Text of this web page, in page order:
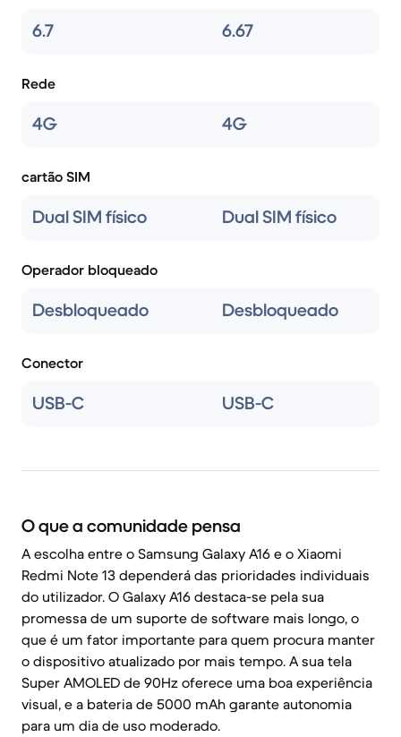
6.7 6.67
Rede
4G 4G
cartão SIM
Dual SIM físico Dual SIM físico
Operador bloqueado
Desbloqueado Desbloqueado
Conector
USB-C USB-C
O que a comunidade pensa
A escolha entre o Samsung Galaxy A16 e o Xiaomi
Redmi Note 13 dependerá das prioridades individuais
do utilizador. O Galaxy A16 destaca-se pela sua
promessa de um suporte de software mais longo, o
que é um fator importante para quem procura manter
o dispositivo atualizado por mais tempo. A sua tela
Super AMOLED de 90Hz oferece uma boa experiência
visual, e a bateria de 5000 mAh garante autonomia
para um dia de uso moderado.